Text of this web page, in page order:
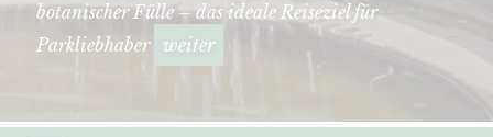
botanischer Fülle – das ideale Reiseziel für
Parkliebhaber weiter